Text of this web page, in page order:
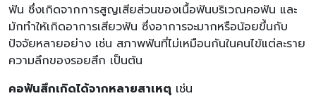
ฟัน ซึ่งเกิดจากการสูญเสียส่วนของเนื้อฟันบริเวณคอฟัน และ
มักทำให้เกิดอาการเสียวฟัน ซึ่งอาการจะมากหรือน้อยขึ้นกับ
ปัจจัยหลายอย่าง เช่น สภาพฟันที่ไม่เหมือนกันในคนไข้แต่ละราย
ความลึกของรอยสึก เป็นต้น
คอฟันสึกเกิดได้จากหลายสาเหตุ เช่น